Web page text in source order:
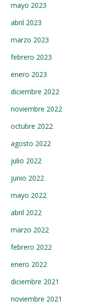
mayo 2023
abril 2023
marzo 2023
febrero 2023
enero 2023
diciembre 2022
noviembre 2022
octubre 2022
agosto 2022
julio 2022
junio 2022
mayo 2022
abril 2022
marzo 2022
febrero 2022
enero 2022
diciembre 2021
noviembre 2021